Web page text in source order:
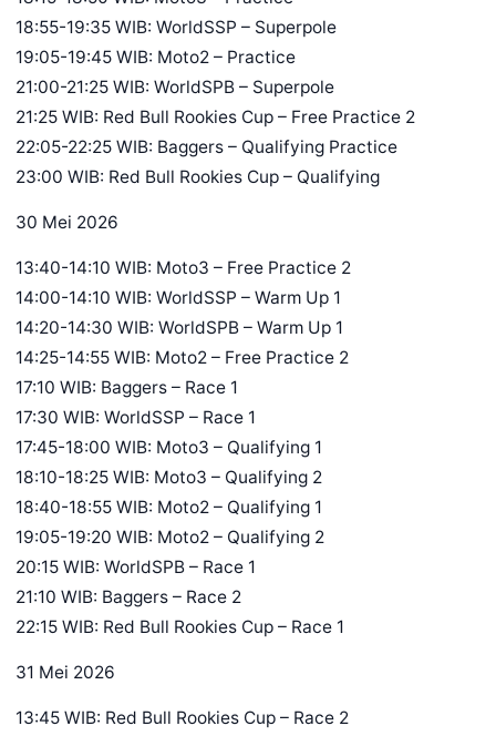
18:55-19:35 WIB: WorldSSP – Superpole
19:05-19:45 WIB: Moto2 – Practice
21:00-21:25 WIB: WorldSPB – Superpole
21:25 WIB: Red Bull Rookies Cup – Free Practice 2
22:05-22:25 WIB: Baggers – Qualifying Practice
23:00 WIB: Red Bull Rookies Cup – Qualifying
30 Mei 2026
13:40-14:10 WIB: Moto3 – Free Practice 2
14:00-14:10 WIB: WorldSSP – Warm Up 1
14:20-14:30 WIB: WorldSPB – Warm Up 1
14:25-14:55 WIB: Moto2 – Free Practice 2
17:10 WIB: Baggers – Race 1
17:30 WIB: WorldSSP – Race 1
17:45-18:00 WIB: Moto3 – Qualifying 1
18:10-18:25 WIB: Moto3 – Qualifying 2
18:40-18:55 WIB: Moto2 – Qualifying 1
19:05-19:20 WIB: Moto2 – Qualifying 2
20:15 WIB: WorldSPB – Race 1
21:10 WIB: Baggers – Race 2
22:15 WIB: Red Bull Rookies Cup – Race 1
31 Mei 2026
13:45 WIB: Red Bull Rookies Cup – Race 2